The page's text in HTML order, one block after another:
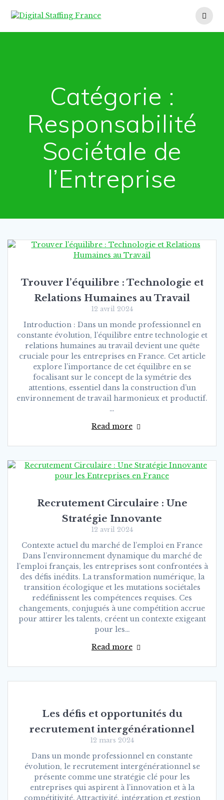
Catégorie :
Responsabilité
Sociétale de
l’Entreprise
Trouver l’équilibre : Technologie et
Relations Humaines au Travail
12 avril 2024
Introduction : Dans un monde professionnel en
constante évolution, l’équilibre entre technologie et
relations humaines au travail devient une quête
cruciale pour les entreprises en France. Cet article
explore l’importance de cet équilibre en se
focalisant sur le concept de la symétrie des
attentions, essentiel dans la construction d’un
environnement de travail harmonieux et productif.
…
Read more
Recrutement Circulaire : Une
Stratégie Innovante
12 avril 2024
Contexte actuel du marché de l’emploi en France
Dans l’environnement dynamique du marché de
l’emploi français, les entreprises sont confrontées à
des défis inédits. La transformation numérique, la
transition écologique et les mutations sociétales
redéfinissent les compétences requises. Ces
changements, conjugués à une compétition accrue
pour attirer les talents, créent un contexte exigeant
pour les…
Read more
Les défis et opportunités du
recrutement intergénérationnel
12 mars 2024
Dans un monde professionnel en constante
évolution, le recrutement intergénérationnel se
présente comme une stratégie clé pour les
entreprises qui aspirent à l’innovation et à la
compétitivité. Attractivité, intégration et gestion